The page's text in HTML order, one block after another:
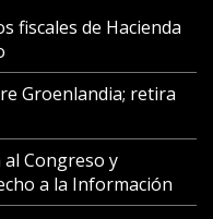
fiscales de Hacienda
Groenlandia; retira
Congreso y
a la Información